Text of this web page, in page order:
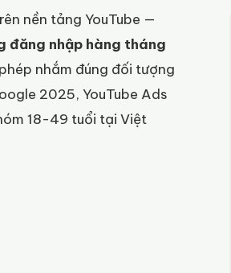
nền tảng YouTube —
đăng nhập hàng tháng
nhắm đúng đối tượng
2025, YouTube Ads
18-49 tuổi tại Việt